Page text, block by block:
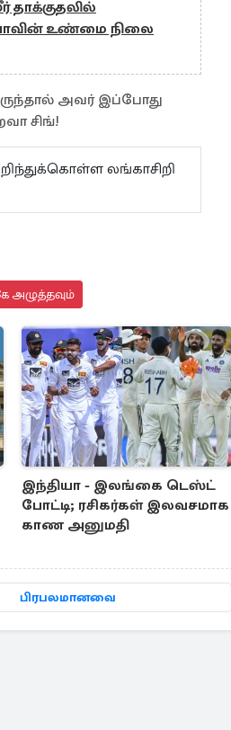
தாக்குதலில்
உண்மை நிலை
அவர் இப்போது
சிங்!
லங்காசிறி
அழுத்தவும்
இந்தியா - இலங்கை டெஸ்ட்
போட்டி; ரசிகர்கள் இலவசமாக
காண அனுமதி
பிரபலமானவை